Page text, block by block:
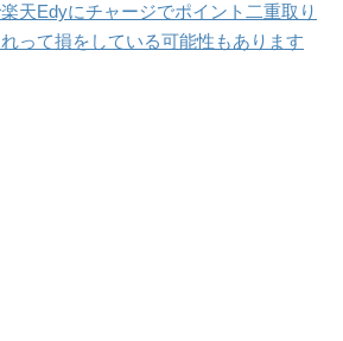
天Edyにチャージでポイント二重取り
って損をしている可能性もあります